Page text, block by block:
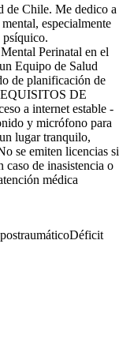
de Chile. Me dedico a
especialmente
psíquico.
Perinatal en el
Equipo de Salud
de planificación de
DE
a internet estable -
y micrófono para
lugar tranquilo,
se emiten licencias
de inasistencia o
médica
Déficit